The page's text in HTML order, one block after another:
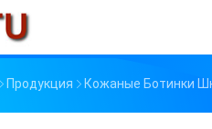
Продукция Кожаные Ботинки